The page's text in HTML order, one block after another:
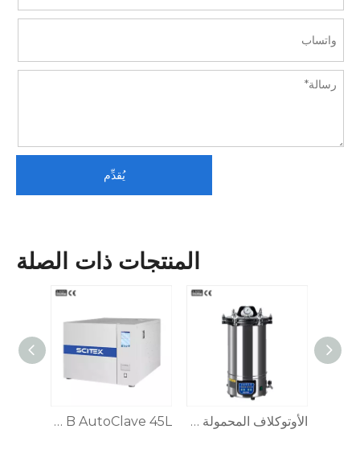
يُقدِّم
المنتجات ذات الصلة
الأوتوكلاف المحمولة الاقتصادية 18/24L Autoclave المحمولة مع التدفئة الكهربائية